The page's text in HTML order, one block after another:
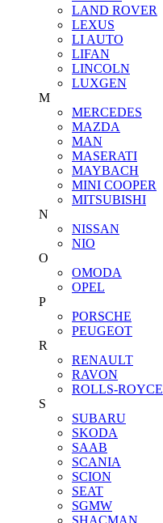
LAND ROVER
LEXUS
LI AUTO
LIFAN
LINCOLN
LUXGEN
M
MERCEDES
MAZDA
MAN
MASERATI
MAYBACH
MINI COOPER
MITSUBISHI
N
NISSAN
NIO
O
OMODA
OPEL
P
PORSCHE
PEUGEOT
R
RENAULT
RAVON
ROLLS-ROYCE
S
SUBARU
SKODA
SAAB
SCANIA
SCION
SEAT
SGMW
SHACMAN